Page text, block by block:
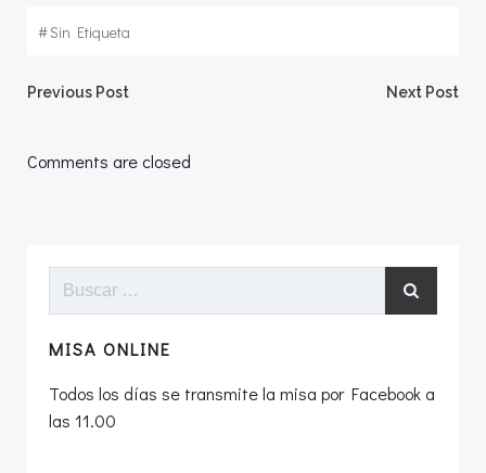
#Sin Etiqueta
Navegación
por
entradas
Previous Post
entradas
Next Post
Comments are closed
Buscar:
MISA ONLINE
Todos los días se transmite la misa por Facebook a
las 11.00